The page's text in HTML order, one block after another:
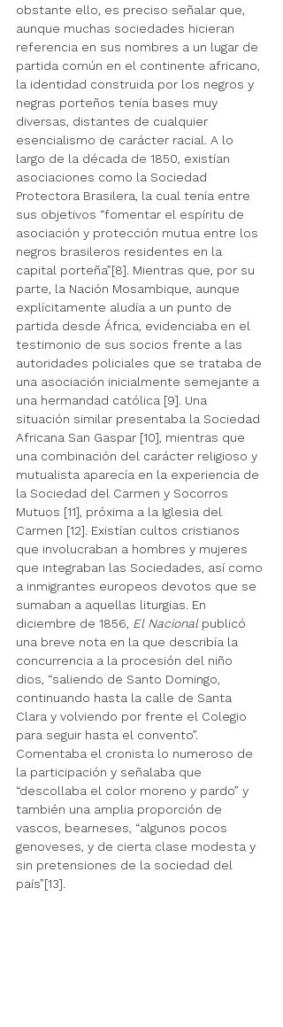
obstante ello, es preciso señalar que,
aunque muchas sociedades hicieran
referencia en sus nombres a un lugar de
partida común en el continente africano,
la identidad construida por los negros y
negras porteños tenía bases muy
diversas, distantes de cualquier
esencialismo de carácter racial. A lo
largo de la década de 1850, existían
asociaciones como la Sociedad
Protectora Brasilera, la cual tenía entre
sus objetivos “fomentar el espíritu de
asociación y protección mutua entre los
negros brasileros residentes en la
capital porteña”[8]. Mientras que, por su
parte, la Nación Mosambique, aunque
explícitamente aludía a un punto de
partida desde África, evidenciaba en el
testimonio de sus socios frente a las
autoridades policiales que se trataba de
una asociación inicialmente semejante a
una hermandad católica [9]. Una
situación similar presentaba la Sociedad
Africana San Gaspar [10], mientras que
una combinación del carácter religioso y
mutualista aparecía en la experiencia de
la Sociedad del Carmen y Socorros
Mutuos [11], próxima a la Iglesia del
Carmen [12]. Existían cultos cristianos
que involucraban a hombres y mujeres
que integraban las Sociedades, así como
a inmigrantes europeos devotos que se
sumaban a aquellas liturgias. En
diciembre de 1856, El Nacional publicó
una breve nota en la que describía la
concurrencia a la procesión del niño
dios, “saliendo de Santo Domingo,
continuando hasta la calle de Santa
Clara y volviendo por frente el Colegio
para seguir hasta el convento”.
Comentaba el cronista lo numeroso de
la participación y señalaba que
“descollaba el color moreno y pardo” y
también una amplia proporción de
vascos, bearneses, “algunos pocos
genoveses, y de cierta clase modesta y
sin pretensiones de la sociedad del
país”[13].